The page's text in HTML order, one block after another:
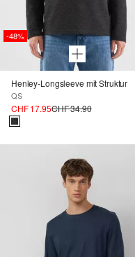
-48%
Henley-Longsleeve mit Struktur
QS
CHF 17.95CHF 34.90